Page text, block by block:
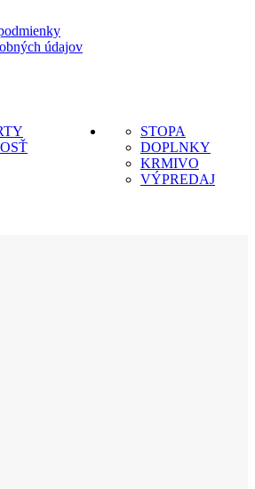
údajov
STOPA
DOPLNKY
KRMIVO
VÝPREDAJ